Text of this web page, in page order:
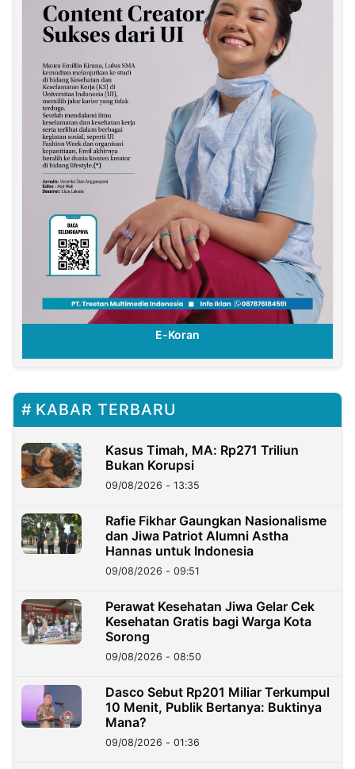
E-Koran
KABAR TERBARU
Kasus Timah, MA: Rp271 Triliun
Bukan Korupsi
09/08/2026 - 13:35
Rafie Fikhar Gaungkan Nasionalisme
dan Jiwa Patriot Alumni Astha
Hannas untuk Indonesia
09/08/2026 - 09:51
Perawat Kesehatan Jiwa Gelar Cek
Kesehatan Gratis bagi Warga Kota
Sorong
09/08/2026 - 08:50
Dasco Sebut Rp201 Miliar Terkumpul
10 Menit, Publik Bertanya: Buktinya
Mana?
09/08/2026 - 01:36